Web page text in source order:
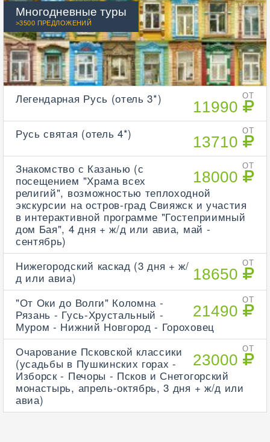
Многодневные туры
>3500 ПРЕДЛОЖЕНИЙ
ОТ
11990
Легендарная Русь (отель 3*)
ОТ
13710
Русь святая (отель 4*)
ОТ
18000
Знакомство с Казанью (с
посещением "Храма всех
религий", возможностью теплоходной
экскурсии на остров-град Свияжск и участия
в интерактивной программе "Гостеприимный
дом Бая", 4 дня + ж/д или авиа, май -
сентябрь)
ОТ
18650
Нижегородский каскад (3 дня + ж/
д или авиа)
ОТ
21490
"От Оки до Волги" Коломна -
Рязань - Гусь-Хрустальный -
Муром - Нижний Новгород - Гороховец
ОТ
23000
Очарование Псковской классики
(усадьбы в Пушкинских горах -
Изборск - Печоры - Псков и Снетогорский
монастырь, апрель-октябрь, 3 дня + ж/д или
авиа)